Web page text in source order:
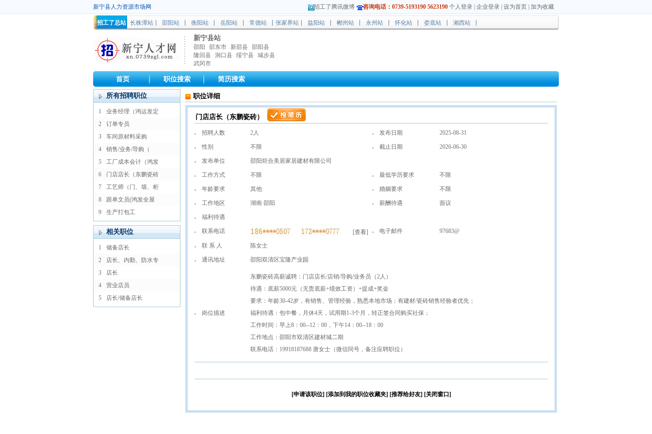
新宁县人力资源市场网 招工了腾讯微博 咨询电话：0739-5193190 5623190 个人登录 企业登录 设为首页 加为收藏
招工了总站 长株潭站 邵阳站 衡阳站 岳阳站 常德站 张家界站 益阳站 郴州站 永州站 怀化站 娄底站 湘西站
新宁县站
邵阳 邵东市 新邵县 邵阳县
隆回县 洞口县 绥宁县 城步县
武冈市
首页 职位搜索 简历搜索
所有招聘职位
1
业务经理（鸿运发定
2
订单专员
3
车间原材料采购
4
销售/业务/导购（
5
工厂成本会计（鸿发
6
门店店长（东鹏瓷砖
7
工艺师（门、墙、柜
8
跟单文员(鸿发全屋
9
生产打包工
相关职位
1
储备店长
2
店长、内勤、防水专
3
店长
4
营业店员
5
店长/储备店长
职位详细
门店店长（东鹏瓷砖）
招聘人数 2人 发布日期 2025-08-31
性别 不限 截止日期 2026-06-30
发布单位 邵阳炬合美居家居建材有限公司
工作方式 不限 最低学历要求 不限
年龄要求 其他 婚姻要求 不限
工作地区 湖南 邵阳 薪酬待遇 面议
福利待遇
联系电话 [查看] 电子邮件 97683@
联 系 人 陈女士
通讯地址 邵阳双清区宝隆产业园
岗位描述
东鹏瓷砖高薪诚聘：门店店长/店销/导购/业务员（2人）
待遇：底薪5000元（无责底薪+绩效工资）+提成+奖金
要求：年龄30-42岁，有销售、管理经验，熟悉本地市场；有建材/瓷砖销售经验者优先；
福利待遇：包中餐，月休4天，试用期1-3个月，转正签合同购买社保；
工作时间：早上8：00--12：00，下午14：00--18：00
工作地点：邵阳市双清区建材城二期
联系电话：19918187688 唐女士（微信同号，备注应聘职位）
[申请该职位] [添加到我的职位收藏夹] [推荐给好友] [关闭窗口]